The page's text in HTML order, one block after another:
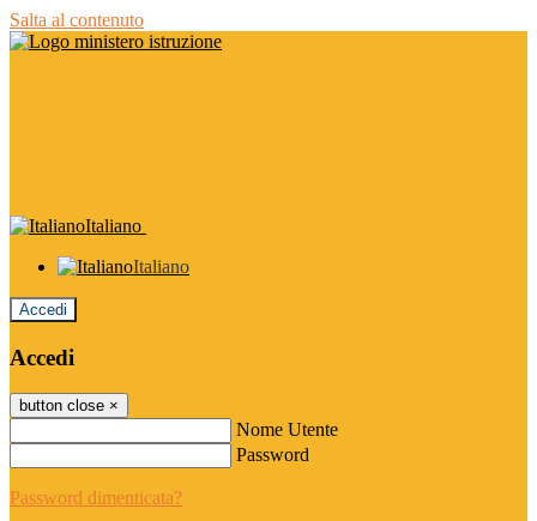
Salta al contenuto
Italiano
Italiano
Accedi
Accedi
button close ×
Nome Utente
Password
Password dimenticata?